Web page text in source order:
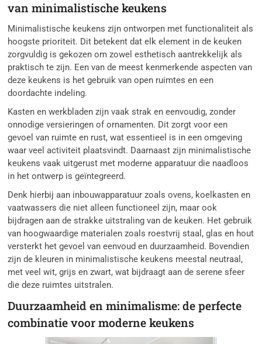
van minimalistische keukens
Minimalistische keukens zijn ontworpen met functionaliteit als
hoogste prioriteit. Dit betekent dat elk element in de keuken
zorgvuldig is gekozen om zowel esthetisch aantrekkelijk als
praktisch te zijn. Een van de meest kenmerkende aspecten van
deze keukens is het gebruik van open ruimtes en een
doordachte indeling.
Kasten en werkbladen zijn vaak strak en eenvoudig, zonder
onnodige versieringen of ornamenten. Dit zorgt voor een
gevoel van ruimte en rust, wat essentieel is in een omgeving
waar veel activiteit plaatsvindt. Daarnaast zijn minimalistische
keukens vaak uitgerust met moderne apparatuur die naadloos
in het ontwerp is geïntegreerd.
Denk hierbij aan inbouwapparatuur zoals ovens, koelkasten en
vaatwassers die niet alleen functioneel zijn, maar ook
bijdragen aan de strakke uitstraling van de keuken. Het gebruik
van hoogwaardige materialen zoals roestvrij staal, glas en hout
versterkt het gevoel van eenvoud en duurzaamheid. Bovendien
zijn de kleuren in minimalistische keukens meestal neutraal,
met veel wit, grijs en zwart, wat bijdraagt aan de serene sfeer
die deze ruimtes uitstralen.
Duurzaamheid en minimalisme: de perfecte
combinatie voor moderne keukens